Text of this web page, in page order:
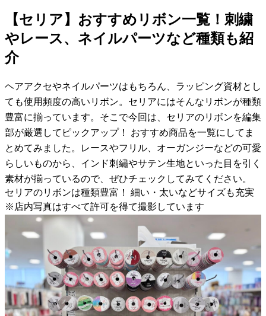
【セリア】おすすめリボン一覧！刺繍
やレース、ネイルパーツなど種類も紹
介
ヘアアクセやネイルパーツはもちろん、ラッピング資材とし
ても使用頻度の高いリボン。セリアにはそんなリボンが種類
豊富に揃っています。そこで今回は、セリアのリボンを編集
部が厳選してピックアップ！ おすすめ商品を一覧にしてま
とめてみました。レースやフリル、オーガンジーなどの可愛
らしいものから、インド刺繡やサテン生地といった目を引く
素材が揃っているので、ぜひチェックしてみてください。
セリアのリボンは種類豊富！ 細い・太いなどサイズも充実
※店内写真はすべて許可を得て撮影しています